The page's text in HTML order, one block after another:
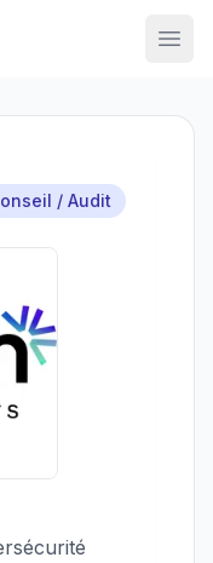
/ Audit